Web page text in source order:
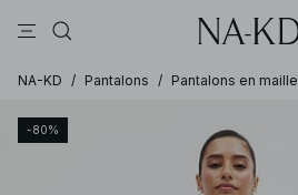
NA-KD / Pantalons / Pantalons en maille
-80%